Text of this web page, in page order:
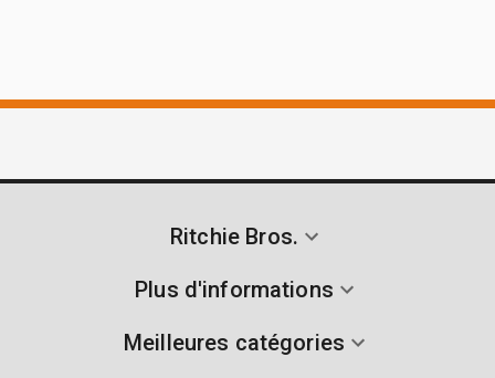
Ritchie Bros.
Plus d'informations
Meilleures catégories